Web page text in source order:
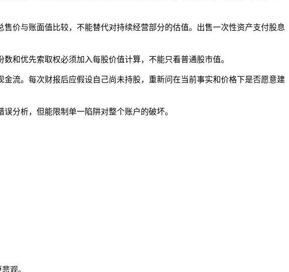
价与账面值比较，不能替代对持续经营部分的估值。出售一次性资产支付股息
和优先索取权必须加入每股价值计算，不能只看普通股市值。
流。每次财报后应假设自己尚未持股，重新问在当前事实和价格下是否愿意建
分析，但能限制单一陷阱对整个账户的破坏。
观。